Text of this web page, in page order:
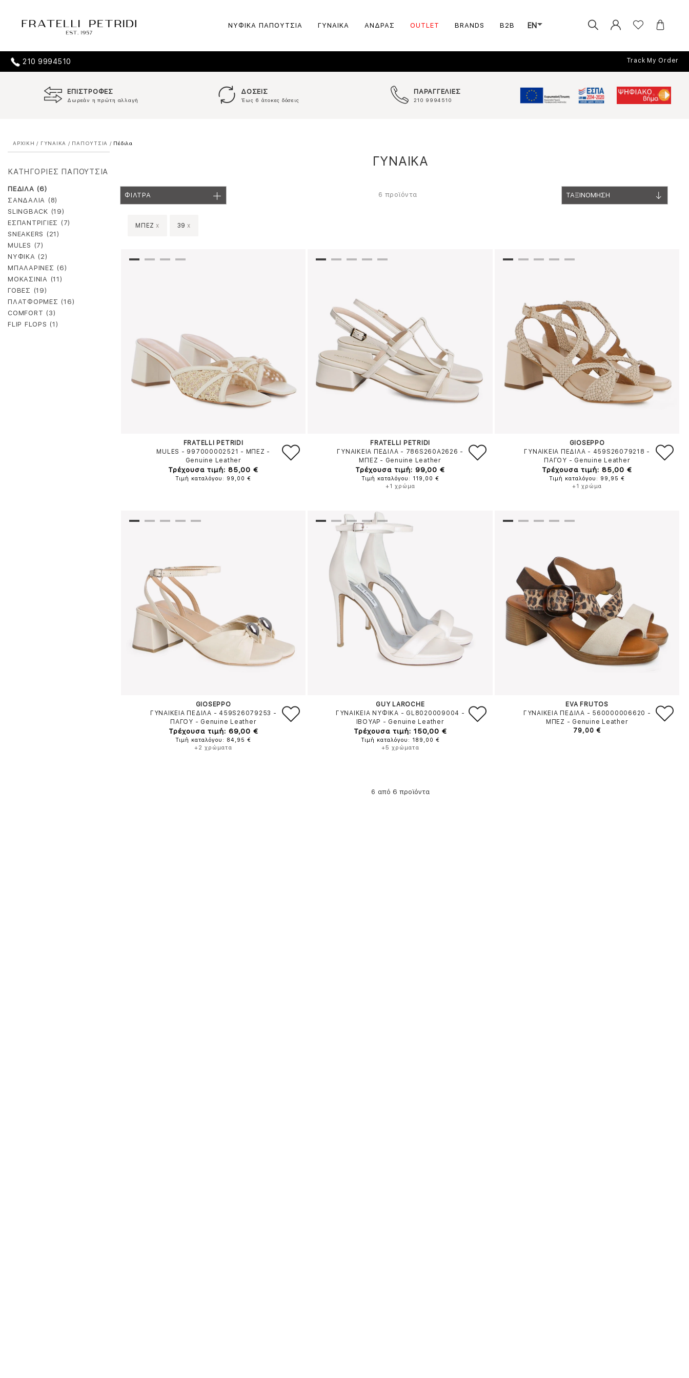
ΝΥΦΙΚΑ ΠΑΠΟΥΤΣΙΑ ΓΥΝΑΙΚΑ ΑΝΔΡΑΣ OUTLET BRANDS B2B EN
210 9994510 Track My Order
ΕΠΙΣΤΡΟΦΕΣ
Δωρεάν η πρώτη αλλαγή
ΔΟΣΕΙΣ
Έως 6 άτοκες δόσεις
ΠΑΡΑΓΓΕΛΙΕΣ
210 9994510
ΑΡΧΙΚΗ / ΓΥΝΑΙΚΑ / ΠΑΠΟΥΤΣΙΑ / Πέδιλα
ΚΑΤΗΓΟΡΙΕΣ ΠΑΠΟΥΤΣΙΑ
ΠΕΔΙΛΑ (6)
ΣΑΝΔΑΛΙΑ (8)
SLINGBACK (19)
ΕΣΠΑΝΤΡΙΓΙΕΣ (7)
SNEAKERS (21)
MULES (7)
ΝΥΦΙΚΑ (2)
ΜΠΑΛΑΡΙΝΕΣ (6)
ΜΟΚΑΣΙΝΙΑ (11)
ΓΟΒΕΣ (19)
ΠΛΑΤΦΟΡΜΕΣ (16)
COMFORT (3)
FLIP FLOPS (1)
ΓΥΝΑΙΚΑ
ΦΙΛΤΡΑ 6 προϊόντα ΤΑΞΙΝΟΜΗΣΗ
ΜΠΕΖ x 39 x
FRATELLI PETRIDI
MULES - 997000002521 - ΜΠΕΖ -
Genuine Leather
Τρέχουσα τιμή: 85,00 €
Τιμή καταλόγου: 99,00 €
FRATELLI PETRIDI
ΓΥΝΑΙΚΕΙΑ ΠΕΔΙΛΑ - 786S260A2626 -
ΜΠΕΖ - Genuine Leather
Τρέχουσα τιμή: 99,00 €
Τιμή καταλόγου: 119,00 €
+1 χρώμα
GIOSEPPO
ΓΥΝΑΙΚΕΙΑ ΠΕΔΙΛΑ - 459S26079218 -
ΠΑΓΟΥ - Genuine Leather
Τρέχουσα τιμή: 85,00 €
Τιμή καταλόγου: 99,95 €
+1 χρώμα
GIOSEPPO
ΓΥΝΑΙΚΕΙΑ ΠΕΔΙΛΑ - 459S26079253 -
ΠΑΓΟΥ - Genuine Leather
Τρέχουσα τιμή: 69,00 €
Τιμή καταλόγου: 84,95 €
+2 χρώματα
GUY LAROCHE
ΓΥΝΑΙΚΕΙΑ ΝΥΦΙΚΑ - GL8020009004 -
ΙΒΟΥΑΡ - Genuine Leather
Τρέχουσα τιμή: 150,00 €
Τιμή καταλόγου: 189,00 €
+5 χρώματα
EVA FRUTOS
ΓΥΝΑΙΚΕΙΑ ΠΕΔΙΛΑ - 560000006620 -
ΜΠΕΖ - Genuine Leather
79,00 €
6 από 6 προϊόντα